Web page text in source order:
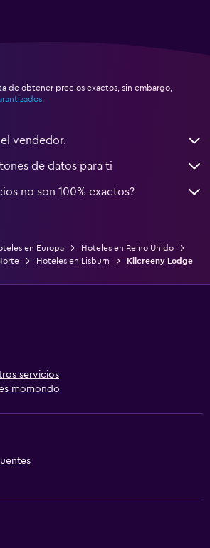
de obtener precios exactos, sin embargo,
vendedor.
de datos para ti
no son 100% exactos?
en Europa
Hoteles en Reino Unido
Hoteles en Lisburn Kilcreeny Lodge
servicios
momondo